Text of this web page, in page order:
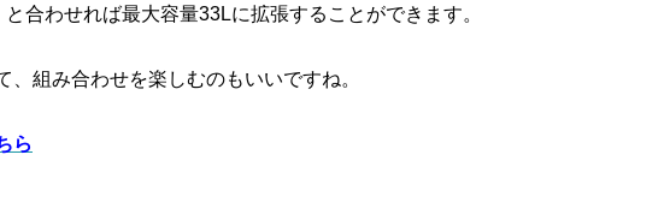
と合わせれば最大容量33Lに拡張することができます。
、組み合わせを楽しむのもいいですね。
ら